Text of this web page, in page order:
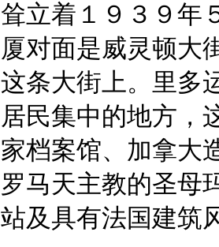
耸立着１９３９年
厦对面是威灵顿大
这条大街上。里多
居民集中的地方，
家档案馆、加拿大
罗马天主教的圣母
站及具有法国建